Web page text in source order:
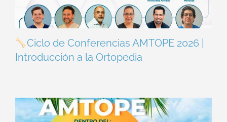
Ciclo de Conferencias AMTOPE 2026 |
Introducción a la Ortopedia